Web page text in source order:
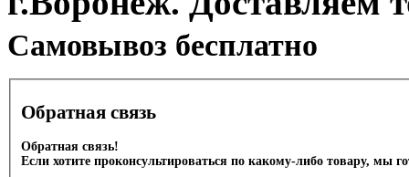
Cамовывоз бесплатно
Обратная связь
Обратная связь!
Если хотите проконсультироваться по какому-либо товару, мы